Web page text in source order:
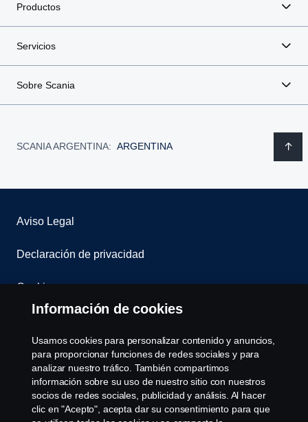
Productos
Servicios
Sobre Scania
SCANIA ARGENTINA: ARGENTINA
Aviso Legal
Declaración de privacidad
Cookies
Sistema de Denuncias
Configuración de cookies
Información de cookies
Usamos cookies para personalizar contenido y anuncios,
para proporcionar funciones de redes sociales y para
analizar nuestro tráfico. También compartimos
información sobre su uso de nuestro sitio con nuestros
socios de redes sociales, publicidad y análisis. Al hacer
clic en "Acepto", acepta dar su consentimiento para que